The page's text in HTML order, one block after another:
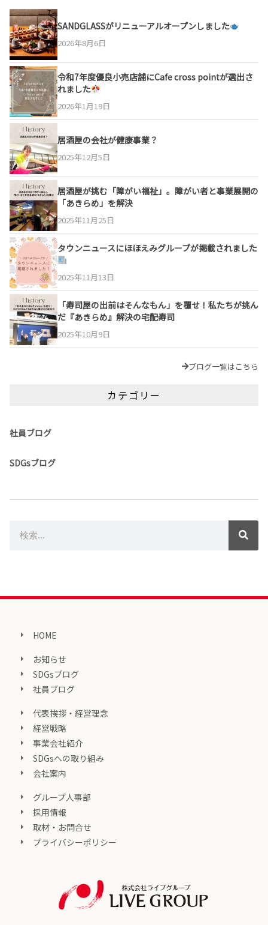
SANDGLASSがリニューアルオープンしました
2026年8月6日
令和7年度優良小売店舗にCafe cross pointが選出さ
れました
2026年1月19日
居酒屋の会社が健康事業？
2025年12月5日
居酒屋が挑む「障がい福祉」。障がい者と事業展開の
「あきらめ」を解決
2025年11月25日
タウンニュースにほほえみグループが掲載されました
2025年11月13日
「寿司屋の出前はそんなもん」を覆せ！私たちが挑ん
だ『あきらめ』解決の宅配寿司
2025年10月9日
ブログ一覧はこちら
カテゴリー
社員ブログ
SDGsブログ
HOME
お知らせ
SDGsブログ
社員ブログ
代表挨拶・経営理念
経営戦略
事業会社紹介
SDGsへの取り組み
会社案内
グループ人事部
採用情報
取材・お問合せ
プライバシーポリシー